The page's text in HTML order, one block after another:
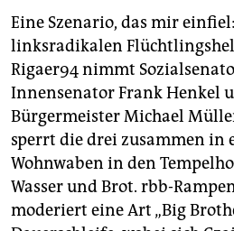
Eine Szenario, das mir
linksradikalen
Rigaer94 nimmt
Innensenator Frank Henkel
Bürgermeister Michael
sperrt die drei zusammen in
Wohnwaben in den
Wasser und Brot. rbb-
moderiert eine Art „Big